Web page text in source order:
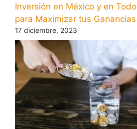
Inversión en México y en
para Maximizar tus Ganancias
17 diciembre, 2023